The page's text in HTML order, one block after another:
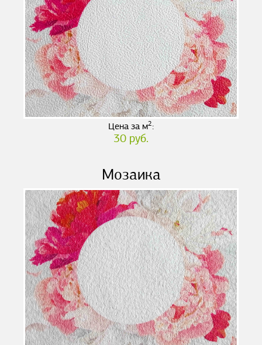
Цена за м2:
30 руб.
Мозаика